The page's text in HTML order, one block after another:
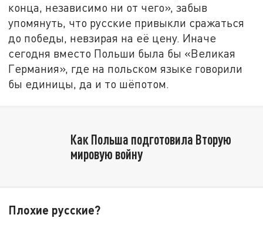
конца, независимо ни от чего», забыв
упомянуть, что русские привыкли сражаться
до победы, невзирая на её цену. Иначе
сегодня вместо Польши была бы «Великая
Германия», где на польском языке говорили
бы единицы, да и то шёпотом.
Как Польша подготовила Вторую
мировую войну
Плохие русские?